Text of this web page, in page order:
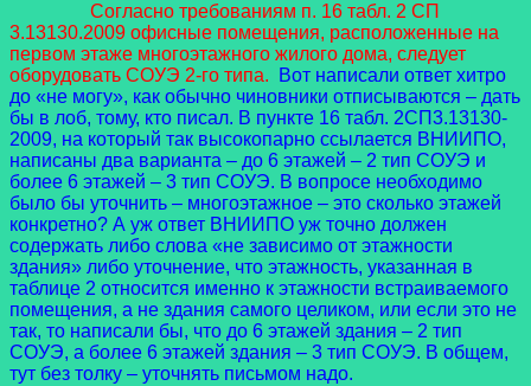
Согласно требованиям п. 16 табл. 2 СП
3.13130.2009 офисные помещения, расположенные на
первом этаже многоэтажного жилого дома, следует
оборудовать СОУЭ 2-го типа.
Вот написали ответ хитро
до «не могу», как обычно чиновники отписываются – дать
бы в лоб, тому, кто писал. В пункте 16 табл. 2СП3.13130-
2009, на который так высокопарно ссылается ВНИИПО,
написаны два варианта – до 6 этажей – 2 тип СОУЭ и
более 6 этажей – 3 тип СОУЭ. В вопросе необходимо
было бы уточнить – многоэтажное – это сколько этажей
конкретно? А уж ответ ВНИИПО уж точно должен
содержать либо слова «не зависимо от этажности
здания» либо уточнение, что этажность, указанная в
таблице 2 относится именно к этажности встраиваемого
помещения, а не здания самого целиком, или если это не
так, то написали бы, что до 6 этажей здания – 2 тип
СОУЭ, а более 6 этажей здания – 3 тип СОУЭ. В общем,
тут без толку – уточнять письмом надо.